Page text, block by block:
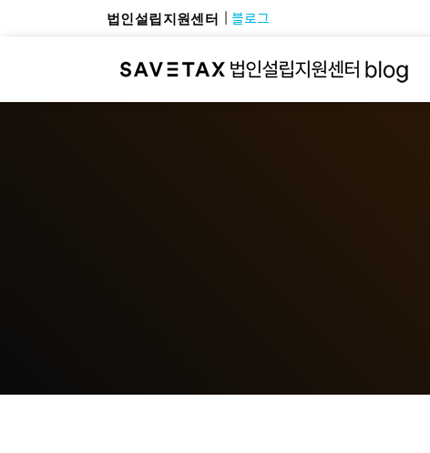
법인설립지원센터 블로그